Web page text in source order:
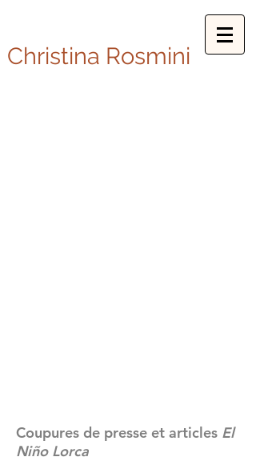
Christina Rosmini
Coupures de presse et articles El
Niño Lorca